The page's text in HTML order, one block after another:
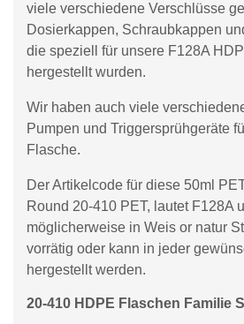
viele verschiedene Verschlüsse
Dosierkappen, Schraubkappen
die speziell für unsere F128A
hergestellt wurden.
Wir haben auch viele
Pumpen und Triggersprühgeräte
Flasche.
Der Artikelcode für diese 50ml
Round 20-410 PET, lautet F128A
möglicherweise in Weis or natur
vorrätig oder kann in jeder
hergestellt werden.
20-410 HDPE Flaschen Familie